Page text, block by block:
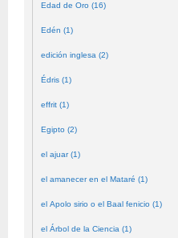
Edad de Oro (16)
Edén (1)
edición inglesa (2)
Édris (1)
effrit (1)
Egipto (2)
el ajuar (1)
el amanecer en el Mataré (1)
el Apolo sirio o el Baal fenicio (1)
el Árbol de la Ciencia (1)